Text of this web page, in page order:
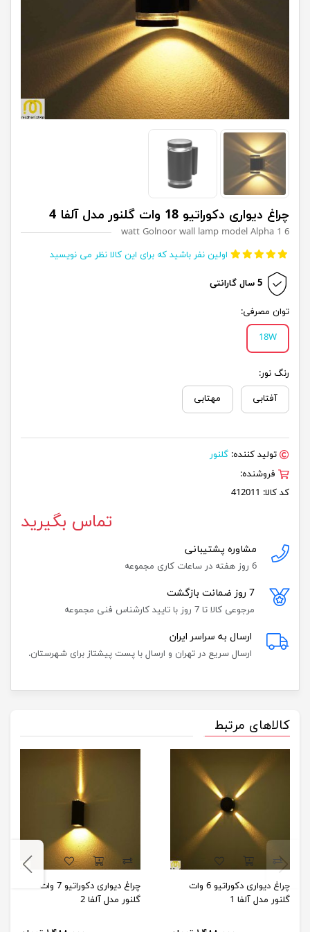
چراغ دیواری دکوراتیو 18 وات گلنور مدل آلفا 4
6 watt Golnoor wall lamp model Alpha 1
اولین نفر باشید که برای این کالا نظر می نویسید
5 سال گارانتی
توان مصرفی:
18W
رنگ نور:
آفتابی مهتابی
تولید کننده: گلنور
فروشنده:
کد کالا: 412011
تماس بگیرید
مشاوره پشتیبانی
6 روز هفته در ساعات کاری مجموعه
7 روز ضمانت بازگشت
مرجوعی کالا تا 7 روز با تایید کارشناس فنی مجموعه
ارسال به سراسر ایران
ارسال سریع در تهران و ارسال با پست پیشتاز برای شهرستان.
کالاهای مرتبط
چراغ دیواری دکوراتیو 6 وات
گلنور مدل آلفا 1
چراغ دیواری دکوراتیو 7 وات
گلنور مدل آلفا 2